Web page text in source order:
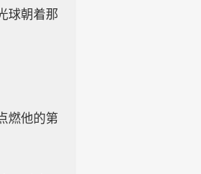
球朝着那
燃他的第